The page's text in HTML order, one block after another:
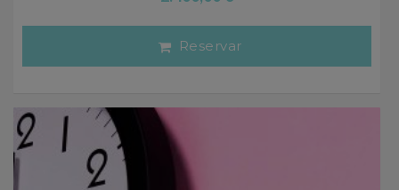
Reservar